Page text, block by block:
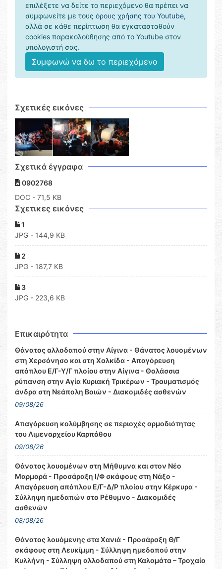
επιλέξετε να δείτε το περιεχόμενο θα πρέπει να
συμφωνείτε με τους όρους χρήσης του Youtube,
αλλά σε κάθε περίπτωση θα εγκατασταθούν
cookies παρακολούθησης από το Youtube στον
υπολογιστή σας.
Συμφωνώ να δω το περιεχόμενο
Σχετικές εικόνες
Σχετικά έγγραφα
0902768
DOC - 71,5 KB
Σχετικες εικόνες
1
JPG - 144,9 KB
2
JPG - 187,7 KB
3
JPG - 223,6 KB
Επικαιρότητα
Θάνατος αλλοδαπού στην Αίγινα - Θάνατος λουομένων
στη Χερσόνησο και στη Χαλκίδα - Απαγόρευση
απόπλου Ε/Γ-Υ/Γ πλοίου στην Αίγινα - Θαλάσσια
ρύπανση στην Αγία Κυριακή Τρικέρων - Τραυματισμός
άνδρα στη Νεάπολη Βοιών - Διακομιδές ασθενών
09/08/26
Απαγόρευση κολύμβησης σε περιοχές αρμοδιότητας
του Λιμεναρχείου Καρπάθου
09/08/26
Θάνατος λουομένων στη Μήθυμνα και στον Νέο
Μαρμαρά - Προσάραξη Ι/Φ σκάφους στη Νάξο -
Απαγόρευση απόπλου Ε/Γ-Δ/Ρ πλοίου στην Κέρκυρα -
Σύλληψη ημεδαπών στο Ρέθυμνο - Διακομιδές
ασθενών
08/08/26
Θάνατος λουόμενης στα Χανιά - Προσάραξη Θ/Γ
σκάφους στη Λευκίμμη - Σύλληψη ημεδαπού στην
Κυλλήνη - Σύλληψη αλλοδαπού στη Καλαμάτα – Τροχαίο